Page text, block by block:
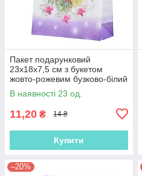
Пакет подарунковий
23х18х7,5 см з букетом
жовто-рожевим бузково-білий
(42301.006)
В наявності 23 од.
11,20 ₴ 14 ₴
Купити
–20%